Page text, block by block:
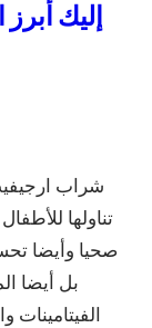
إليك
شراب
تناولها
صحيا وأيضا
بل أيضا